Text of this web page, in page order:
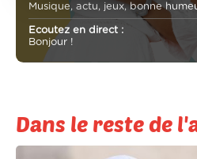
Musique, actu, jeux, bonne
Ecoutez en direct :
Bonjour !
Dans le reste de